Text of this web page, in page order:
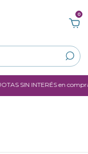
0
en compras